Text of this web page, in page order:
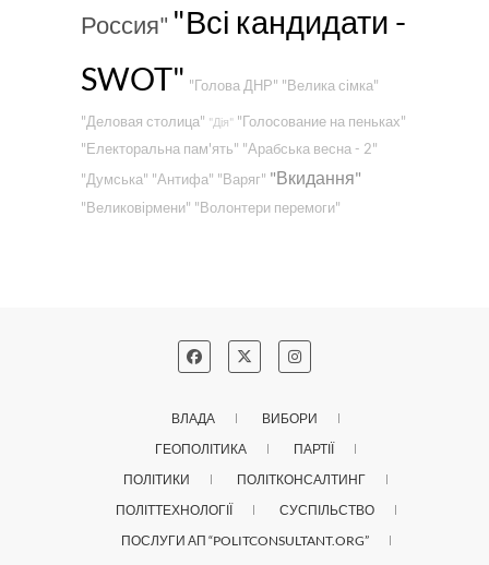
Россия" "Всі кандидати -
SWOT" "Голова ДНР" "Велика сімка"
"Деловая столица" "Дія" "Голосование на пеньках"
"Електоральна пам'ять" "Арабська весна - 2"
"Думська" "Антифа" "Варяг" "Вкидання"
"Великовірмени" "Волонтери перемоги"
ВЛАДА
ВИБОРИ
ГЕОПОЛІТИКА
ПАРТІЇ
ПОЛІТИКИ
ПОЛІТКОНСАЛТИНГ
ПОЛІТТЕХНОЛОГІЇ
СУСПІЛЬСТВО
ПОСЛУГИ АП “POLITCONSULTANT.ORG”